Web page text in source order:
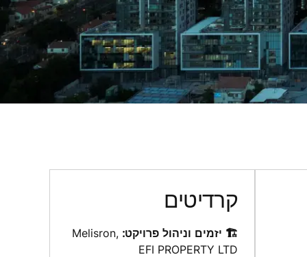
קרדיטים
🏗️ יזמים וניהול פרויקט: Melisron,
EFI PROPERTY LTD